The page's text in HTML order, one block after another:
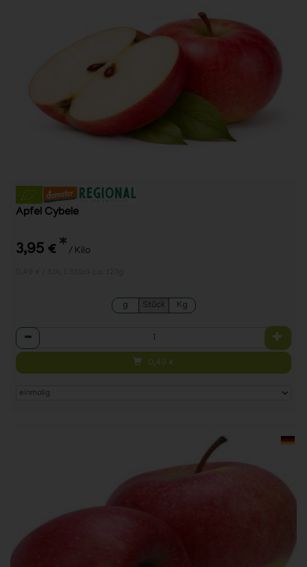
Apfel Cybele
3,95 € * / Kilo
g Stück Kg
Anzahl
0,49 €